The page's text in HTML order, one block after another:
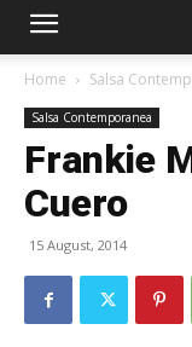
Home Salsa
Salsa Contemporanea
Frankie
Cuero
15 August, 2014